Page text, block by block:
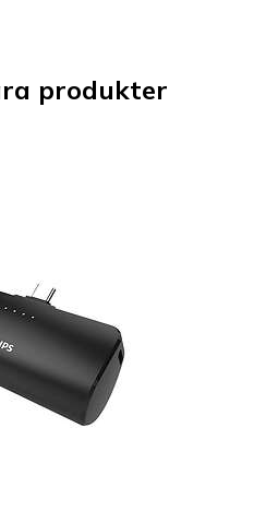
produkter